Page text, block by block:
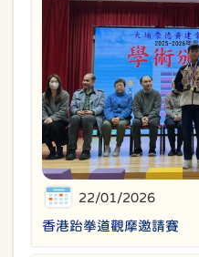
22/01/2026
香港跆拳道觀摩邀請賽